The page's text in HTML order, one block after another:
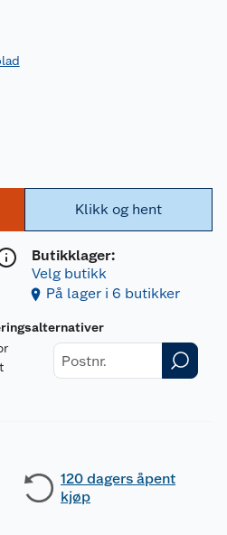
Klikk og hent
Butikklager:
Velg butikk
På lager i 6 butikker
120 dagers åpent
kjøp